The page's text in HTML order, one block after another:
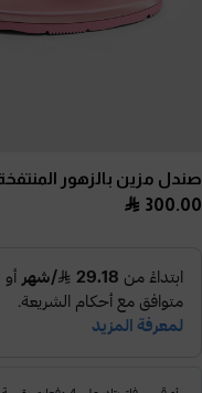
صندل مزين بالزهور
300.00